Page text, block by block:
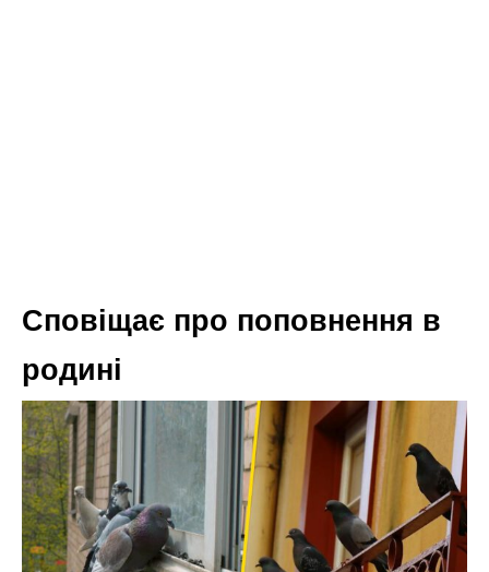
Сповіщає про поповнення в
родині